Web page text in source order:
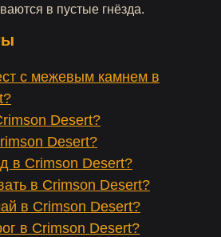
в пустые гнёзда.
с межевым камнем в
Desert?
Desert?
в Crimson Desert?
в Crimson Desert?
в Crimson Desert?
в Crimson Desert?